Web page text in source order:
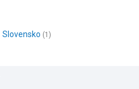
Slovensko (1)